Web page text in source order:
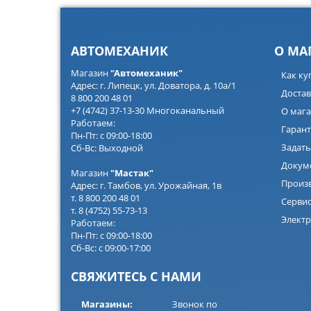
АВТОМЕХАНИК
Магазин"Автомеханик"
Адрес: г. Липецк, ул. Доватора, д. 10а/1
8 800 200 48 01
+7 (4742) 37-13-30 Многоканальный
Работаем:
Пн-Пт: с 09:00-18:00
Сб-Вс: Выходной
Магазин "Мастак"
Адрес: г. Тамбов, ул. Урожайная, 1в
т. 8 800 200 48 01
т. 8 (4752) 55-73-13
Работаем:
Пн-Пт: с 09:00-18:00
Сб-Вс: с 09:00-17:00
СВЯЖИТЕСЬ С НАМИ
Магазины: Звонок по
О
Как
О
Сервис